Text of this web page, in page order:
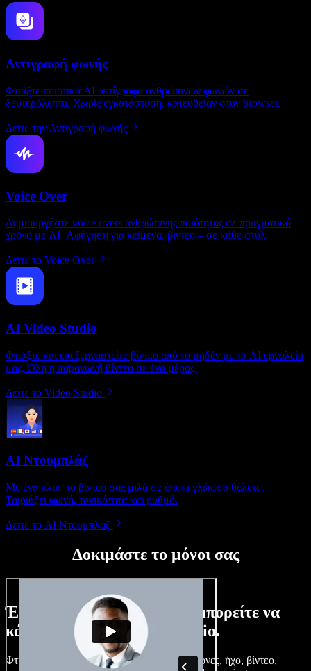
Αντιγραφή φωνής
Φτιάξτε ποιοτικά AI αντίγραφα ανθρώπινων φωνών σε
δευτερόλεπτα. Χωρίς εγκατάσταση, κατευθείαν στον browser.
Δείτε την Αντιγραφή φωνής
Voice Over
Δημιουργήστε voice overs ανθρώπινης ποιότητας σε πραγματικό
χρόνο με AI. Αφήγηση για κείμενα, βίντεο – σε κάθε στυλ.
Δείτε το Voice Over
AI Video Studio
Φτιάξτε και επεξεργαστείτε βίντεο από το μηδέν με τα AI εργαλεία
μας. Όλη η παραγωγή βίντεο σε ένα μέρος.
Δείτε το Video Studio
AI Ντουμπλάζ
Με ένα κλικ, το βίντεό σας μιλά σε όποια γλώσσα θέλετε.
Ταιριάζει φωνή, τονικότητα και ρυθμό.
Δείτε το AI Ντουμπλάζ
Δοκιμάστε το μόνοι σας
Ένα μικρό δείγμα από όσα μπορείτε να
κάνετε με το Speechify Studio.
Φτιάξτε voice overs, προσθέστε δωρεάν εικόνες, ήχο, βίντεο,